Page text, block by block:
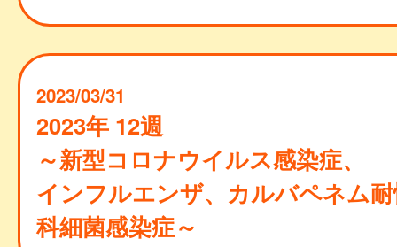
2023/03/31
2023年 12週
～新型コロナウイルス感染症、
インフルエンザ、カルバペネム
科細菌感染症～